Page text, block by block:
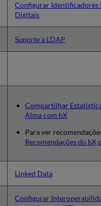
Configurar Identificadores
Digitais
Suporte a LDAP
Compartilhar
Alma com bX
Para ver
Recomendações do bX
Linked Data
Configurar